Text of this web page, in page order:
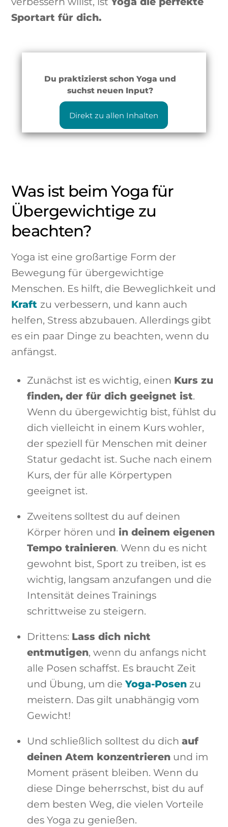
Sportart für dich.
Du praktizierst schon Yoga und
suchst neuen Input?
Direkt zu allen Inhalten
Was ist beim Yoga für
Übergewichtige zu
beachten?
Yoga ist eine großartige Form der
Bewegung für übergewichtige
Menschen. Es hilft, die Beweglichkeit und
Kraft zu verbessern, und kann auch
helfen, Stress abzubauen. Allerdings gibt
es ein paar Dinge zu beachten, wenn du
anfängst.
Zunächst ist es wichtig, einen Kurs zu
finden, der für dich geeignet ist.
Wenn du übergewichtig bist, fühlst du
dich vielleicht in einem Kurs wohler,
der speziell für Menschen mit deiner
Statur gedacht ist. Suche nach einem
Kurs, der für alle Körpertypen
geeignet ist.
Zweitens solltest du auf deinen
Körper hören und in deinem eigenen
Tempo trainieren. Wenn du es nicht
gewohnt bist, Sport zu treiben, ist es
wichtig, langsam anzufangen und die
Intensität deines Trainings
schrittweise zu steigern.
Drittens: Lass dich nicht
entmutigen, wenn du anfangs nicht
alle Posen schaffst. Es braucht Zeit
und Übung, um dieYoga-Posen zu
meistern. Das gilt unabhängig vom
Gewicht!
Und schließlich solltest du dichauf
deinen Atem konzentrieren und im
Moment präsent bleiben. Wenn du
diese Dinge beherrschst, bist du auf
dem besten Weg, die vielen Vorteile
des Yoga zu genießen.